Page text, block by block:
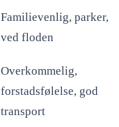
Familievenlig, parker,
ved floden
Overkommelig,
forstadsfølelse, god
transport